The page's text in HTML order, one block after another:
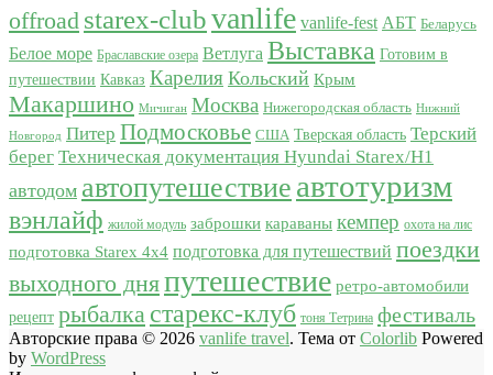
offroad starex-clubvanlife vanlife-fest АБТ Беларусь
Белое море Браславские озера Ветлуга Выставка Готовим в
путешествии Кавказ Карелия Кольский Крым
Макаршино Мичиган Москва Нижегородская область Нижний
Новгород Питер Подмосковье США Тверская область Терский
берег Техническая документация Hyundai Starex/H1
автодом автопутешествие автотуризм
вэнлайф жилой модуль заброшки караваны кемпер охота на лис
подготовка Starex 4x4 подготовка для путешествий поездки
выходного дняпутешествие ретро-автомобили
рецепт рыбалка старекс-клуб тоня Тетрина фестиваль
Авторские права © 2026 vanlife travel. Тема от Colorlib Powered
by WordPress